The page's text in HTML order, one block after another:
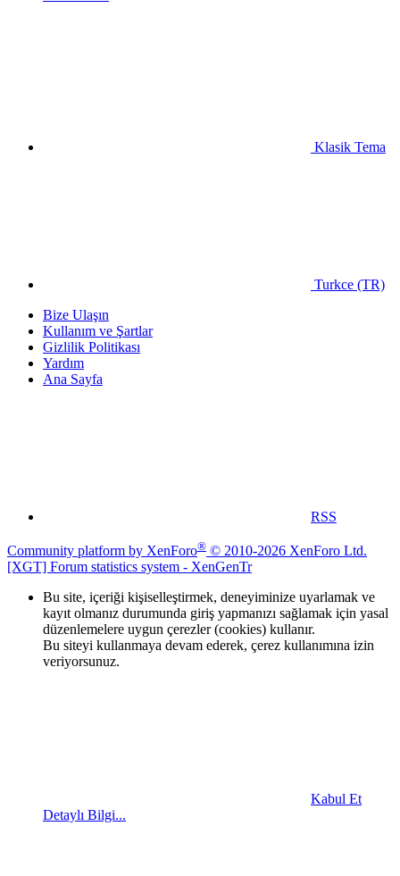
Klasik Tema
Turkce (TR)
Bize Ulaşın
Kullanım ve Şartlar
Gizlilik Politikası
Yardım
Ana Sayfa
RSS
Community platform by XenForo® © 2010-2026 XenForo Ltd.
[XGT] Forum statistics system - XenGenTr
Bu site, içeriği kişiselleştirmek, deneyiminize uyarlamak ve
kayıt olmanız durumunda giriş yapmanızı sağlamak için yasal
düzenlemelere uygun çerezler (cookies) kullanır.
Bu siteyi kullanmaya devam ederek, çerez kullanımına izin
veriyorsunuz.
Kabul Et
Detaylı Bilgi...